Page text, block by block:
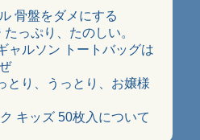
骨盤をダメにする
っぷり、たのしい。
ャルソン トートバッグは
とり、うっとり、お嬢様
キッズ 50枚入について